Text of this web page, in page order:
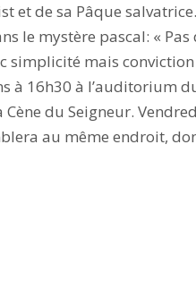
et de sa Pâque
le mystère pascal: «
simplicité mais
à 16h30 à l’auditorium
du Seigneur.
au même endroit,